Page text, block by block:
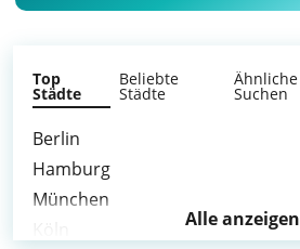
Top
Städte
Beliebte
Städte
Ähnliche
Suchen
Berlin
Hamburg
München
Alle anzeigen